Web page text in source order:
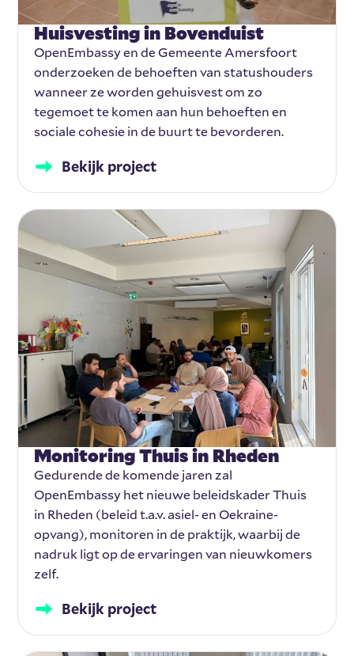
Huisvesting in Bovenduist
OpenEmbassy en de Gemeente Amersfoort
onderzoeken de behoeften van statushouders
wanneer ze worden gehuisvest om zo
tegemoet te komen aan hun behoeften en
sociale cohesie in de buurt te bevorderen.
Bekijk project
Monitoring Thuis in Rheden
Gedurende de komende jaren zal
OpenEmbassy het nieuwe beleidskader Thuis
in Rheden (beleid t.a.v. asiel- en Oekraine-
opvang), monitoren in de praktijk, waarbij de
nadruk ligt op de ervaringen van nieuwkomers
zelf.
Bekijk project